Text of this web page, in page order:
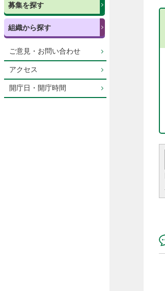
募集を探す
組織から探す
ご意見・お問い合わせ
アクセス
開庁日・開庁時間